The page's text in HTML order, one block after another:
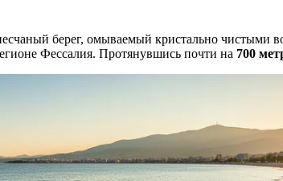
берег, омываемый кристально чистыми
Фессалия. Протянувшись почти на 700